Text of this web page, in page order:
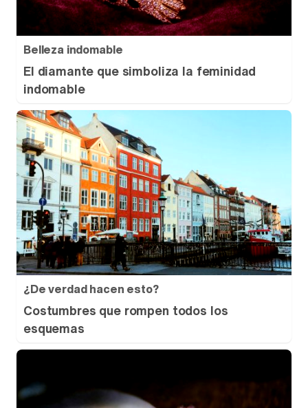
Belleza indomable
El diamante que simboliza la feminidad
indomable
¿De verdad hacen esto?
Costumbres que rompen todos los
esquemas